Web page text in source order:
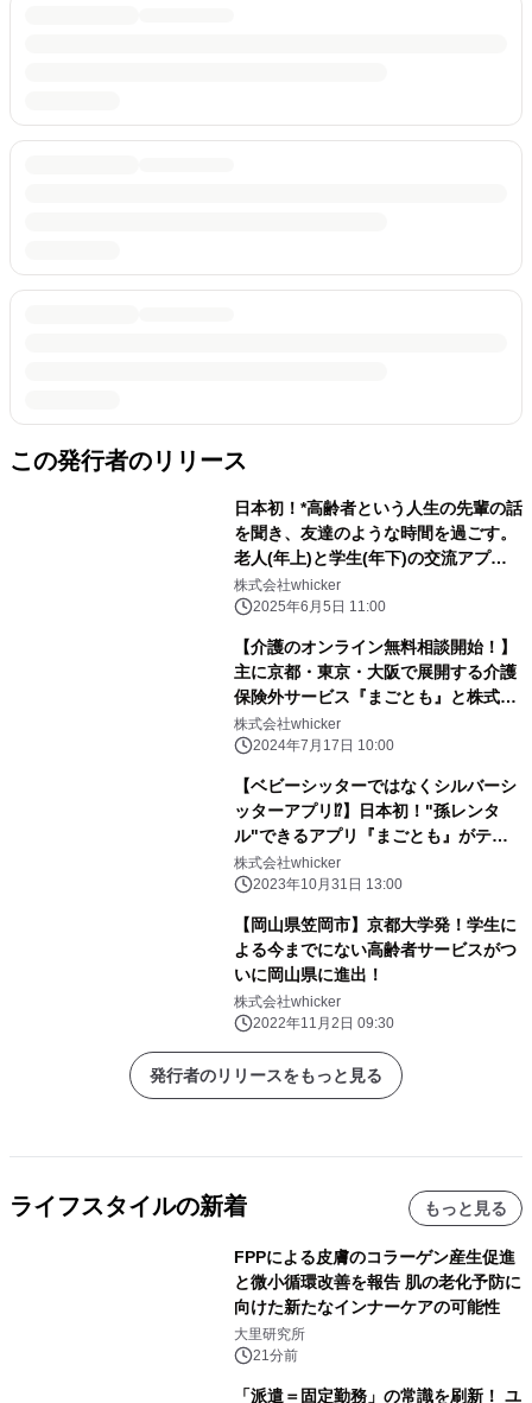
この発行者のリリース
日本初！*高齢者という人生の先輩の話
を聞き、友達のような時間を過ごす。
老人(年上)と学生(年下)の交流アプリ
『まごとも』をリリース！
株式会社whicker
2025年6月5日 11:00
【介護のオンライン無料相談開始！】
主に京都・東京・大阪で展開する介護
保険外サービス『まごとも』と株式会
社あいらいふが提携し、介護の専門家
への無料相談で受付。
株式会社whicker
2024年7月17日 10:00
【ベビーシッターではなくシルバーシ
ッターアプリ⁉︎】日本初！"孫レンタ
ル"できるアプリ『まごとも』がテス
ト段階に入りました。まもなく公開予
定です。
株式会社whicker
2023年10月31日 13:00
【岡山県笠岡市】京都大学発！学生に
よる今までにない高齢者サービスがつ
いに岡山県に進出！
株式会社whicker
2022年11月2日 09:30
発行者のリリースをもっと見る
ライフスタイルの新着 もっと見る
FPPによる皮膚のコラーゲン産生促進
と微小循環改善を報告 肌の老化予防に
向けた新たなインナーケアの可能性
大里研究所
21分前
「派遣＝固定勤務」の常識を刷新！ ユ